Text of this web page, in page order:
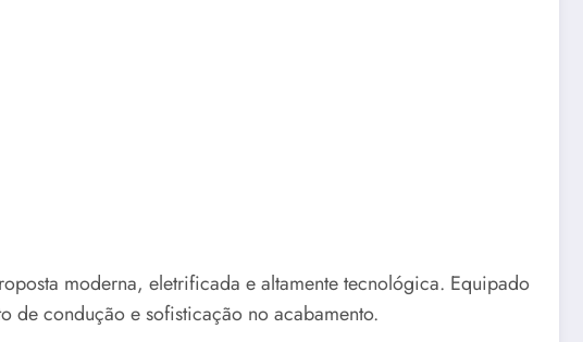
moderna, eletrificada e altamente tecnológica. Equipado
condução e sofisticação no acabamento.